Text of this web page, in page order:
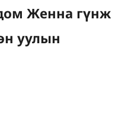
Женна гүнж
уулын